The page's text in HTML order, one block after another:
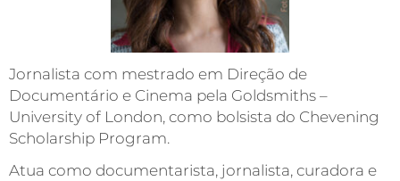
Jornalista com mestrado em Direção de
Documentário e Cinema pela Goldsmiths –
University of London, como bolsista do Chevening
Scholarship Program.
Atua como documentarista, jornalista, curadora e